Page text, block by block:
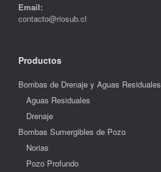
Email:
contacto@riosub.cl
Productos
Bombas de Drenaje y Aguas Residuales
Aguas Residuales
Drenaje
Bombas Sumergibles de Pozo
Norias
Pozo Profundo